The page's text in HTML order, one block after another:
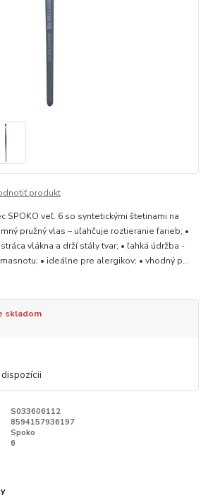
produkt
SPOKO veľ. 6 so syntetickými štetinami na
pružný vlas – uľahčuje roztieranie farieb; •
vlákna a drží stály tvar; • ľahká údržba -
• ideálne pre alergikov; • vhodný p...
skladom
S033606112
8594157936197
Spoko
6